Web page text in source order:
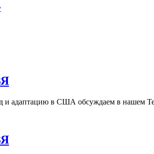
и адаптацию в США обсуждаем в нашем